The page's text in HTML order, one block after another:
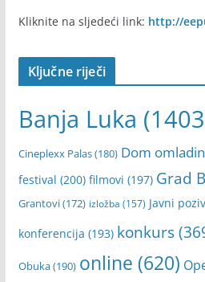
Kliknite na sljedeći link: http://
Ključne riječi
Banja Luka
Cineplexx Palas(180) Dom
festival (200) filmovi (197) Grad
Grantovi(172) izložba (157) Javni poziv
konferencija (193) konkurs
Obuka(190) online (620)